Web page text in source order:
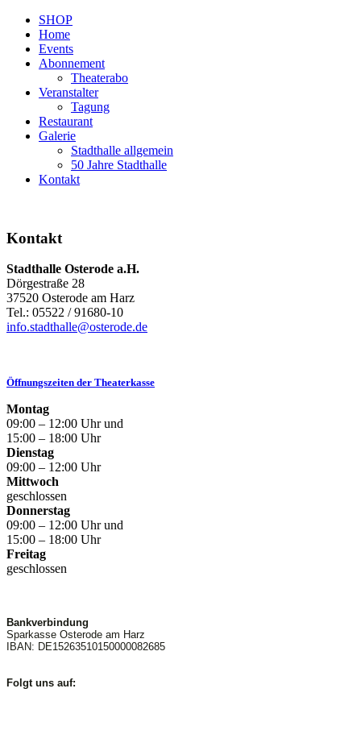
SHOP
Home
Events
Abonnement
Theaterabo
Veranstalter
Tagung
Restaurant
Galerie
Stadthalle allgemein
50 Jahre Stadthalle
Kontakt
Kontakt
Stadthalle Osterode a.H.
Dörgestraße 28
37520 Osterode am Harz
Tel.: 05522 / 91680-10
info.stadthalle@osterode.de
Öffnungszeiten der Theaterkasse
Montag
09:00 – 12:00 Uhr und
15:00 – 18:00 Uhr
Dienstag
09:00 – 12:00 Uhr
Mittwoch
geschlossen
Donnerstag
09:00 – 12:00 Uhr und
15:00 – 18:00 Uhr
Freitag
geschlossen
Bankverbindung
Sparkasse Osterode am Harz
IBAN: DE15263510150000082685
Folgt uns auf: